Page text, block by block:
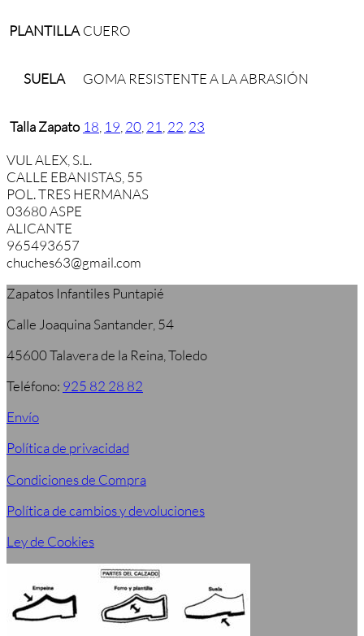
PLANTILLA CUERO
SUELA GOMA RESISTENTE A LA ABRASIÓN
Talla Zapato 18 19 20 21 22 23
VUL ALEX, S.L.
CALLE EBANISTAS, 55
POL. TRES HERMANAS
03680 ASPE
ALICANTE
965493657
chuches63@gmail.com
Zapatos Infantiles Puntapié
Calle Joaquina Santander, 54
45600 Talavera de la Reina, Toledo
Teléfono: 925 82 28 82
Envío
Política de privacidad
Condiciones de Compra
Política de cambios y devoluciones
Ley de Cookies